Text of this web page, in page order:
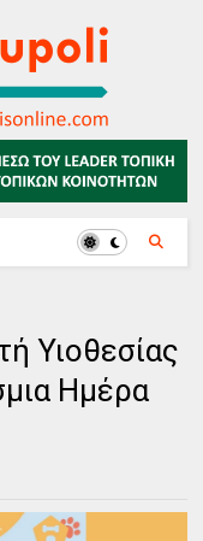
Υιοθεσίας
Ημέρα